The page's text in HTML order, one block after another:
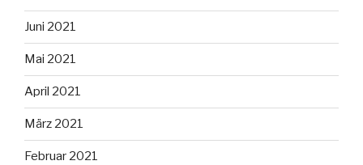
Juni 2021
Mai 2021
April 2021
März 2021
Februar 2021